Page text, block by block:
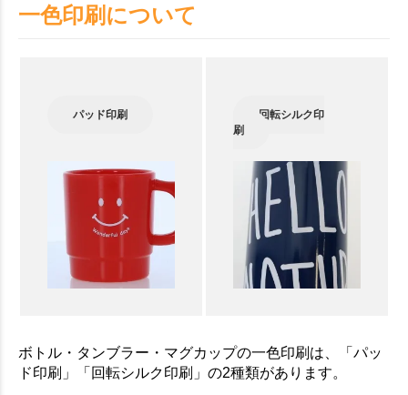
一色印刷について
パッド印刷
回転シルク印
刷
ボトル・タンブラー・マグカップの一色印刷は、「パッ
ド印刷」「回転シルク印刷」の2種類があります。